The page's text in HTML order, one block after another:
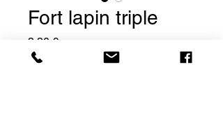
Fort lapin triple
3,30 €Prix